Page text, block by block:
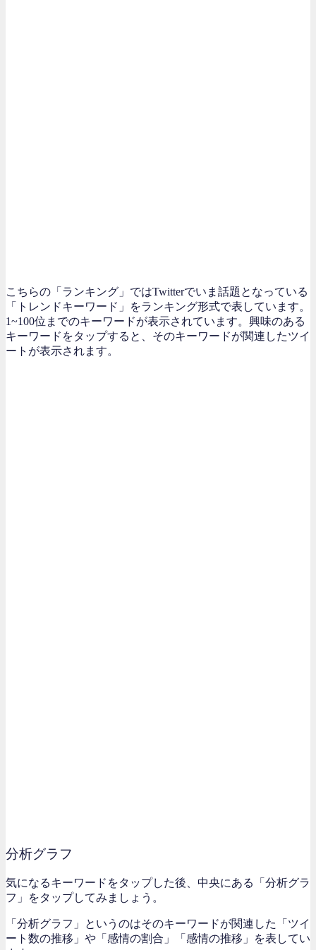
こちらの「ランキング」ではTwitterでいま話題となっている
「トレンドキーワード」をランキング形式で表しています。
1~100位までのキーワードが表示されています。興味のある
キーワードをタップすると、そのキーワードが関連したツイ
ートが表示されます。
分析グラフ
気になるキーワードをタップした後、中央にある「分析グラ
フ」をタップしてみましょう。
「分析グラフ」というのはそのキーワードが関連した「ツイ
ート数の推移」や「感情の割合」「感情の推移」を表してい